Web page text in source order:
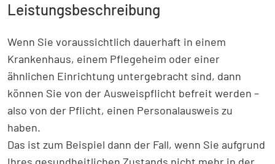
Leistungsbeschreibung
Wenn Sie voraussichtlich dauerhaft in einem
Krankenhaus, einem Pflegeheim oder einer
ähnlichen Einrichtung untergebracht sind, dann
können Sie von der Ausweispflicht befreit werden –
also von der Pflicht, einen Personalausweis zu
haben.
Das ist zum Beispiel dann der Fall, wenn Sie aufgrund